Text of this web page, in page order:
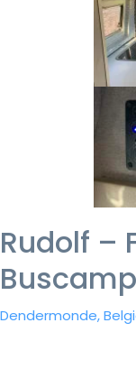
Rudolf –
Dendermonde,